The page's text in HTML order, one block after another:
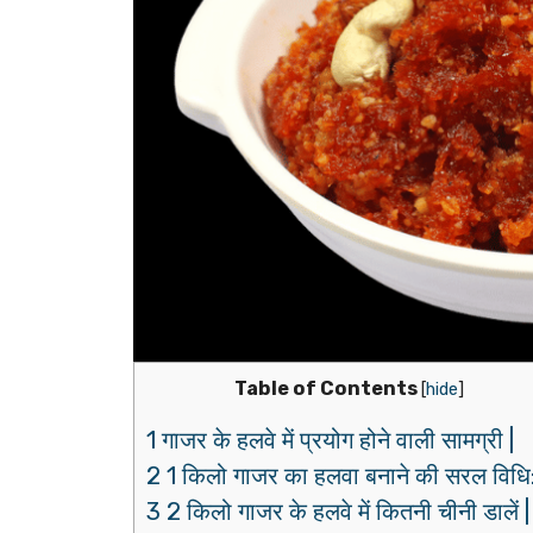
Table of Contents [hide]
1 गाजर के हलवे में प्रयोग होने वाली सामग्री |
2 1 किलो गाजर का हलवा बनाने की सरल
3 2 किलो गाजर के हलवे में कितनी चीनी डालें |